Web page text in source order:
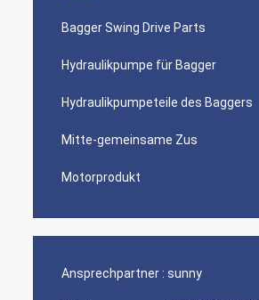
Bagger Swing Drive Parts
Hydraulikpumpe für Bagger
Hydraulikpumpeteile des Baggers
Mitte-gemeinsame Zus
Motorprodukt
Ansprechpartner : sunny